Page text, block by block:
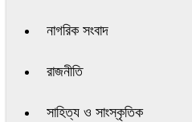
নাগরিক সংবাদ
রাজনীতি
সাহিত্য ও সাংস্কৃতিক